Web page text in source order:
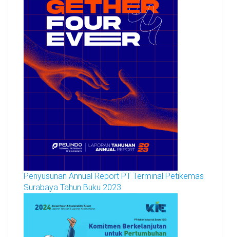
Penyusunan Annual Report PT Terminal Petikemas
Surabaya Tahun Buku 2023